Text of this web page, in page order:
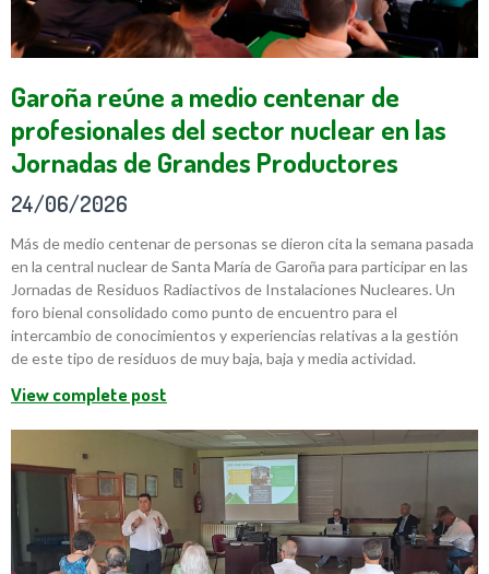
Garoña reúne a medio centenar de
profesionales del sector nuclear en las
Jornadas de Grandes Productores
24/06/2026
Más de medio centenar de personas se dieron cita la semana pasada
en la central nuclear de Santa María de Garoña para participar en las
Jornadas de Residuos Radiactivos de Instalaciones Nucleares. Un
foro bienal consolidado como punto de encuentro para el
intercambio de conocimientos y experiencias relativas a la gestión
de este tipo de residuos de muy baja, baja y media actividad.
View complete post